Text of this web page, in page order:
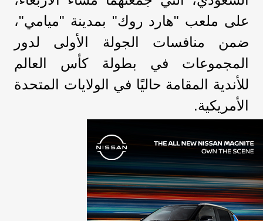
على ملعب "هارد روك" بمدينة "ميامي"،
ضمن منافسات الجولة الأولى لدور
المجموعات في بطولة كأس العالم
للأندية المقامة حاليًا في الولايات المتحدة
الأمريكية.